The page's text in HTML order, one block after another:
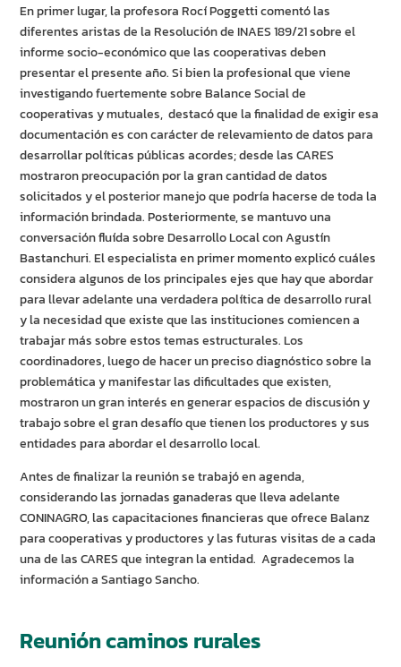
En primer lugar, la profesora Rocí Poggetti comentó las
diferentes aristas de la Resolución de INAES 189/21 sobre el
informe socio-económico que las cooperativas deben
presentar el presente año. Si bien la profesional que viene
investigando fuertemente sobre Balance Social de
cooperativas y mutuales, destacó que la finalidad de exigir esa
documentación es con carácter de relevamiento de datos para
desarrollar políticas públicas acordes; desde las CARES
mostraron preocupación por la gran cantidad de datos
solicitados y el posterior manejo que podría hacerse de toda la
información brindada. Posteriormente, se mantuvo una
conversación fluída sobre Desarrollo Local con Agustín
Bastanchuri. El especialista en primer momento explicó cuáles
considera algunos de los principales ejes que hay que abordar
para llevar adelante una verdadera política de desarrollo rural
y la necesidad que existe que las instituciones comiencen a
trabajar más sobre estos temas estructurales. Los
coordinadores, luego de hacer un preciso diagnóstico sobre la
problemática y manifestar las dificultades que existen,
mostraron un gran interés en generar espacios de discusión y
trabajo sobre el gran desafío que tienen los productores y sus
entidades para abordar el desarrollo local.
Antes de finalizar la reunión se trabajó en agenda,
considerando las jornadas ganaderas que lleva adelante
CONINAGRO, las capacitaciones financieras que ofrece Balanz
para cooperativas y productores y las futuras visitas de a cada
una de las CARES que integran la entidad. Agradecemos la
información a Santiago Sancho.
Reunión caminos rurales